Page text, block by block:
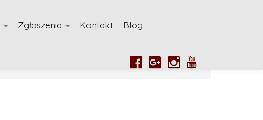
Zgłoszenia Kontakt Blog